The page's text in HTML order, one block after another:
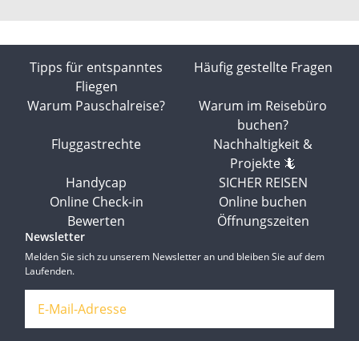
Tipps für entspanntes
Fliegen
Häufig gestellte Fragen
Warum Pauschalreise?
Warum im Reisebüro
buchen?
Fluggastrechte
Nachhaltigkeit &
Projekte 🦎
Handycap
SICHER REISEN
Online Check-in
Online buchen
Bewerten
Öffnungszeiten
Newsletter
Melden Sie sich zu unserem Newsletter an und bleiben Sie auf dem
Laufenden.